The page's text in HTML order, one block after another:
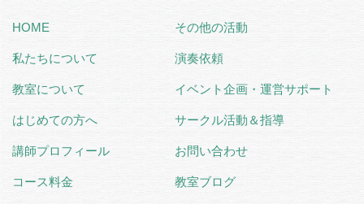
HOME
私たちについて
教室について
はじめての方へ
講師プロフィール
コース料金
その他の活動
演奏依頼
イベント企画・運営サポート
サークル活動＆指導
お問い合わせ
教室ブログ